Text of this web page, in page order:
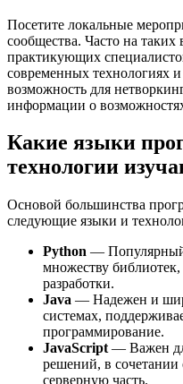
Посетите локальные
сообщества. Часто на таких
практикующих
современных технологиях
возможность для
информации о
Какие языки
технологии
Основой большинства
следующие языки и
Python — Популярный
множеству
разработки.
Java — Надежен и
системах,
программирование.
JavaScript — Важен
решений, в сочетании
серверную часть.